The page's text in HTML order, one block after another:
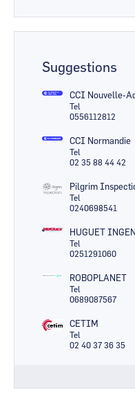
Suggestions
CCI Nouvelle-
Tel
0556112812
CCI Normandie
Tel
02 35 88 44 42
Pilgrim
Tel
0240698541
HUGUET
Tel
0251291060
ROBOPLANET
Tel
0689087567
CETIM
Tel
02 40 37 36 35